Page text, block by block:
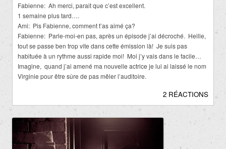
Fabienne: Ah merci, parait que c’est excellent.
1 semaine plus tard….
Ami: Pis Fabienne, comment t’as aimé ça?
Fabienne: Parle-moi-en pas, après un épisode j’ai décroché. Heille,
tout se passe ben trop vite dans cette émission là! Je suis pas
habituée à un rythme aussi rapide moi! Moi j’y vais dans le facile…
Imagine, quand j’ai amené ma nouvelle actrice je lui ai laissé le nom
Virginie pour être sûre de pas mêler l’auditoire.
2 RÉACTIONS